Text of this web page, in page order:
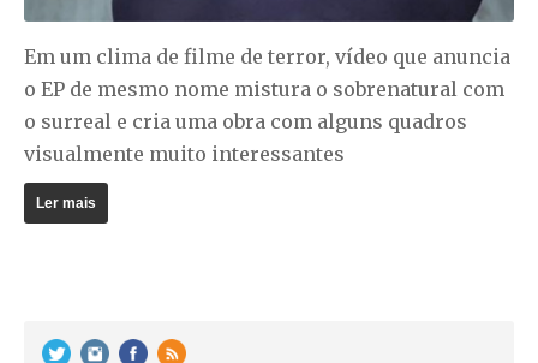
Em um clima de filme de terror, vídeo que anuncia
o EP de mesmo nome mistura o sobrenatural com
o surreal e cria uma obra com alguns quadros
visualmente muito interessantes
Ler mais